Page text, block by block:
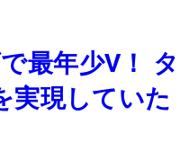
最年少V！
現していた